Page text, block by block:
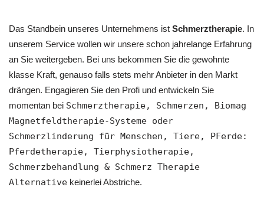
Das Standbein unseres Unternehmens ist Schmerztherapie. In
unserem Service wollen wir unsere schon jahrelange Erfahrung
an Sie weitergeben. Bei uns bekommen Sie die gewohnte
klasse Kraft, genauso falls stets mehr Anbieter in den Markt
drängen. Engagieren Sie den Profi und entwickeln Sie
momentan bei Schmerztherapie, Schmerzen, Biomag
Magnetfeldtherapie-Systeme oder
Schmerzlinderung für Menschen, Tiere, PFerde:
Pferdetherapie, Tierphysiotherapie,
Schmerzbehandlung & Schmerz Therapie
Alternative keinerlei Abstriche.